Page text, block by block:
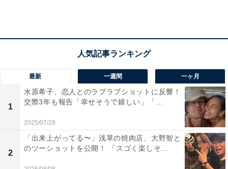
最新 一週間 一ヶ月
1
水原希子、恋人とのラブラブショットに反響！
交際3年も報告「幸せそうで嬉しい」「...
2025/07/28
2
「出来上がってる〜」浅草の焼肉店、大野智と
のツーショットを公開！ 「スゴく楽しそ...